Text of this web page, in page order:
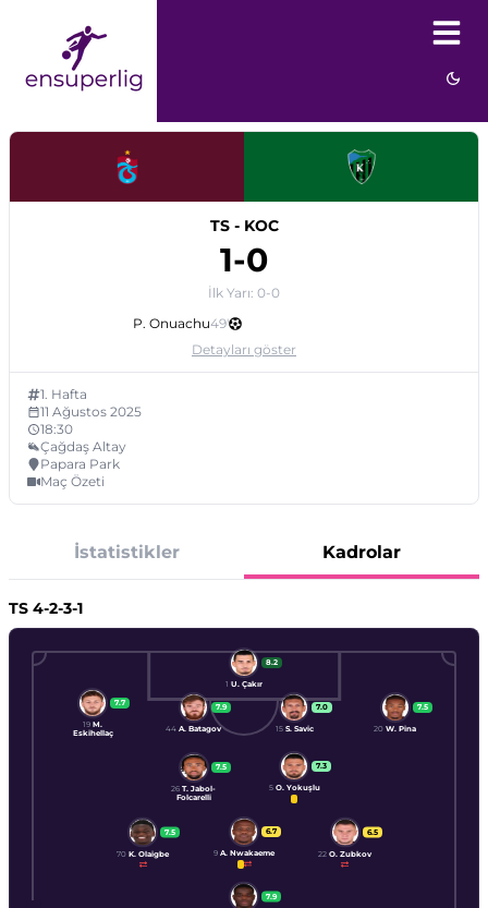
TS- KOC
1-0
İlk Yarı: 0-0
P. Onuachu49'
Detayları göster
1. Hafta
11 Ağustos 2025
18:30
Çağdaş Altay
Papara Park
Maç Özeti
İstatistikler Kadrolar
TS 4-2-3-1
8.2
1 U. Çakır
7.5
20 W. Pina
7.0
15 S. Savic
7.9
44 A. Batagov
7.7
19 M.
Eskihellaç
7.3
5 O. Yokuşlu
7.5
26 T. Jabol-
Folcarelli
6.5
22 O. Zubkov
6.7
9 A. Nwakaeme
7.5
70 K. Olaigbe
7.9